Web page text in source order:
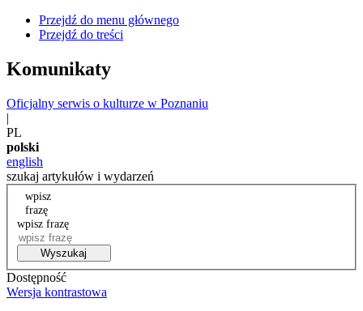
Przejdź do menu głównego
Przejdź do treści
Komunikaty
Oficjalny serwis o kulturze w Poznaniu
|
PL
polski
english
szukaj artykułów i wydarzeń
wpisz
frazę
wpisz frazę
Wyszukaj
Dostępność
Wersja kontrastowa